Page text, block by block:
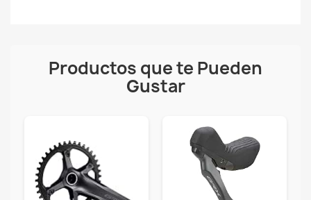
Productos que te Pueden
Gustar